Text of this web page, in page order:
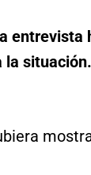
entrevista
la situación.